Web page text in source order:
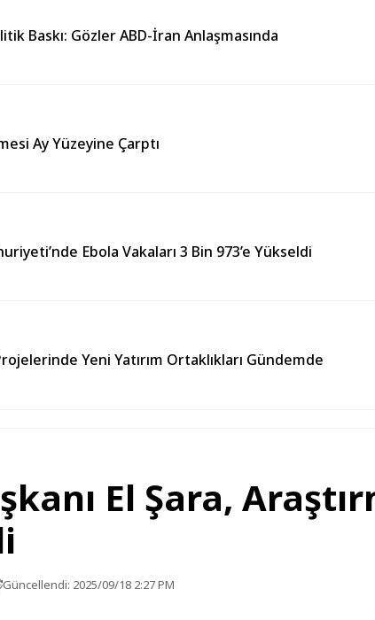
Baskı: Gözler ABD-İran Anlaşmasında
Ay Yüzeyine Çarptı
Ebola Vakaları 3 Bin 973’e Yükseldi
Yeni Yatırım Ortaklıkları Gündemde
El Şara,
Güncellendi: 2025/09/18 2:27 PM